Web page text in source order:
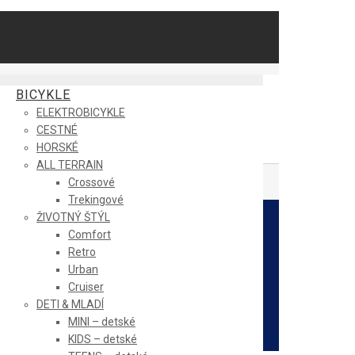
BICYKLE
ELEKTROBICYKLE
CESTNÉ
HORSKÉ
ALL TERRAIN
Crossové
Trekingové
ŽIVOTNÝ ŠTÝL
Comfort
Retro
Urban
Cruiser
DETI & MLADÍ
MINI – detské
KIDS – detské